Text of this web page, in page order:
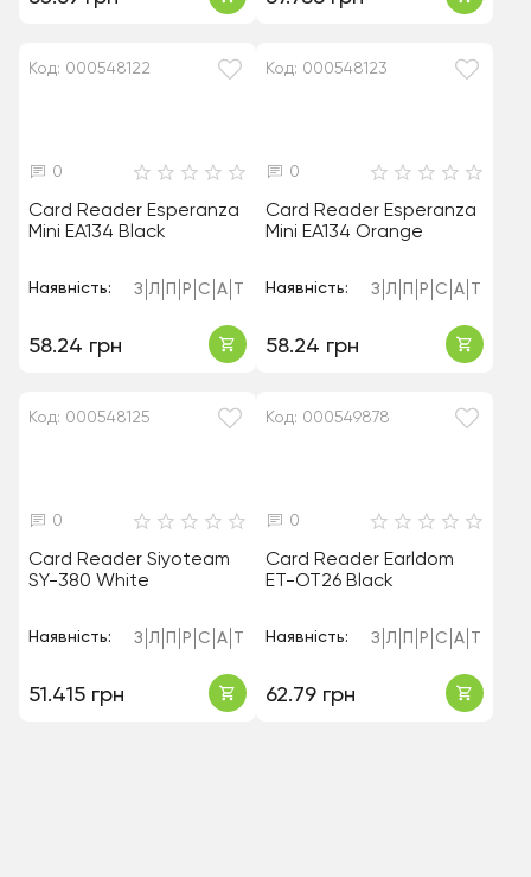
Код: 000548122
0
Card Reader Esperanza
Mini EA134 Black
Наявність: З Л Р С А
58.24 грн
Код: 000548123
0
Card Reader Esperanza
Mini EA134 Orange
Наявність: З Л Р С А
58.24 грн
Код: 000548125
0
Card Reader Siyoteam
SY-380 White
Наявність: З Л Р С А
51.415 грн
Код: 000549878
0
Card Reader Earldom
ET-OT26 Black
Наявність: З Л Р С А
62.79 грн